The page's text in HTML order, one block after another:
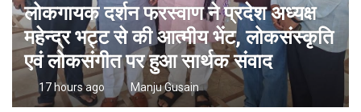
लोकगायक दर्शन फरस्वाण ने प्रदेश अध्यक्ष
महेन्द्र भट्ट से की आत्मीय भेंट, लोकसंस्कृति
एवं लोकसंगीत पर हुआ सार्थक संवाद
17 hours ago Manju Gusain